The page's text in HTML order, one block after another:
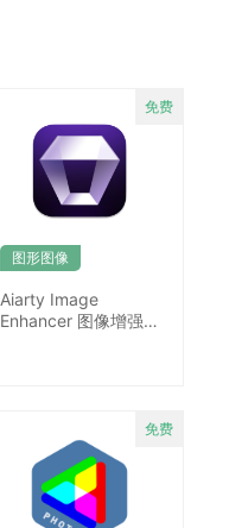
图形图像
Aiarty Image
Enhancer 图像增强